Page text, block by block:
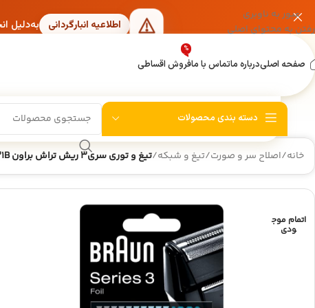
عبور به ناوبری
رفتن به محتوای اصلی
اطلاعیه انبارگردانی به‌دلیل
صفحه اصلیدرباره ماتماس با مافروش اقساطی
%
دسته بندی محصولات
خانه/اصلاح سر و صورت/تیغ و شبکه/تیغ و توری سری۳ ریش تراش براون ۳۱B
اتمام موج
ودی